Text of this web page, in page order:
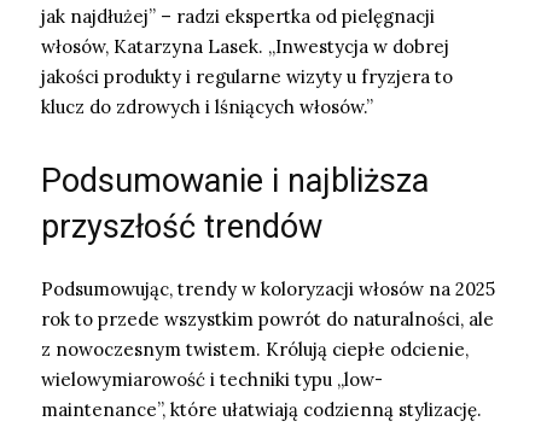
jak najdłużej” – radzi ekspertka od pielęgnacji
włosów, Katarzyna Lasek. „Inwestycja w dobrej
jakości produkty i regularne wizyty u fryzjera to
klucz do zdrowych i lśniących włosów.”
Podsumowanie i najbliższa
przyszłość trendów
Podsumowując, trendy w koloryzacji włosów na 2025
rok to przede wszystkim powrót do naturalności, ale
z nowoczesnym twistem. Królują ciepłe odcienie,
wielowymiarowość i techniki typu „low-
maintenance”, które ułatwiają codzienną stylizację.